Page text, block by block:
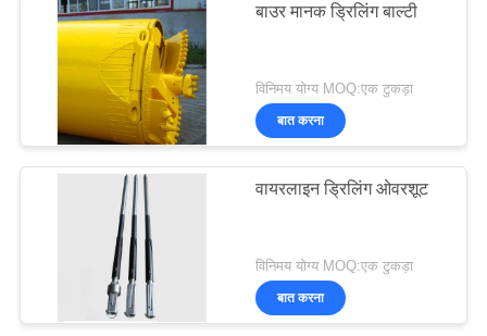
बाउर मानक ड्रिलिंग बाल्टी
विनिमय योग्य MOQ:एक टुकड़ा
बात करना
वायरलाइन ड्रिलिंग ओवरशूट
विनिमय योग्य MOQ:एक टुकड़ा
बात करना